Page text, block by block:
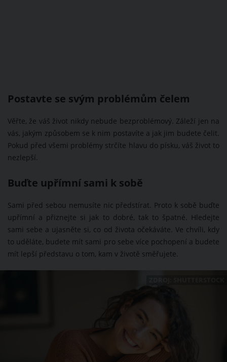
Postavte se svým problémům čelem
Věřte, že váš život nikdy nebude bezproblémový. Záleží jen na
vás, jakým způsobem se k nim postavíte a jak jim budete čelit.
Pokud před všemi problémy strčíte hlavu do písku, váš život to
nezlepší.
Buďte upřímní sami k sobě
Sami před sebou nemusíte nic předstírat. Proto k sobě buďte
upřímní a přiznejte si jak to dobré, tak to špatné. Hledejte
sami sebe a ujasněte si, co od života očekáváte. Ve chvíli, kdy
to uděláte, budete mít sami pro sebe více pochopení a budete
mít lepší představu o tom, kam v životě směřujete.